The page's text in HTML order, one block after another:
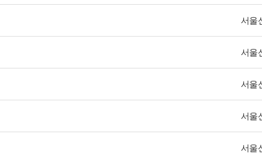
서울
서울
서울
서울
서울